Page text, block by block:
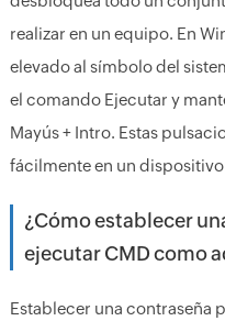
realizar en un equipo. En
elevado al símbolo del
el comando Ejecutar y
Mayús + Intro. Estas
fácilmente en un dispositivo
¿Cómo establecer
ejecutar CMD como
Establecer una contraseña